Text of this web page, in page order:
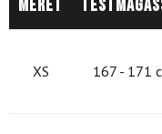
Méret
XS 167 - 171